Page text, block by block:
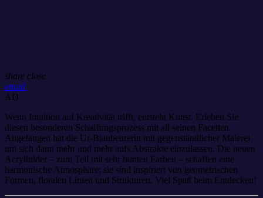
share close
email
AD
Wenn Intuition auf Kreativität trifft, entsteht Kunst. Erleben Sie
diesen besonderen Schaffungsprozess mit all seinen Facetten.
Angefangen hat die Ur-Blaubeurerin mit gegenständlicher Malerei
um sich dann mehr und mehr aufs Abstrakte einzulassen. Die neuen
Acrylbilder – zum Teil mit sehr bunten Farben – schaffen eine
harmonische Atmosphäre; sie sind inspiriert von geometrischen
Formen, floralen Linien und Strukturen. Viel Spaß beim Entdecken!